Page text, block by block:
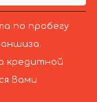
по пробегу
кредитной
Вами